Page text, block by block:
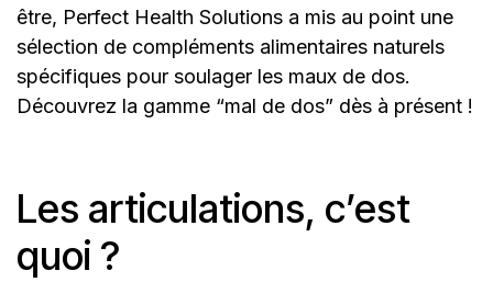
être, Perfect Health Solutions a mis au point une
sélection de compléments alimentaires naturels
spécifiques pour soulager les maux de dos.
Découvrez la gamme “mal de dos” dès à présent !
Les articulations, c’est
quoi ?